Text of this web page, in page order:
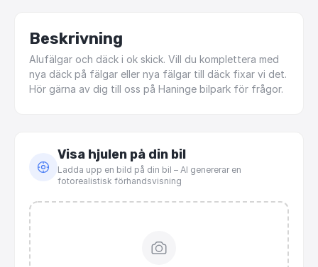
Beskrivning
Alufälgar och däck i ok skick. Vill du komplettera med
nya däck på fälgar eller nya fälgar till däck fixar vi det.
Hör gärna av dig till oss på Haninge bilpark för frågor.
Visa hjulen på din bil
Ladda upp en bild på din bil – AI genererar en
fotorealistisk förhandsvisning